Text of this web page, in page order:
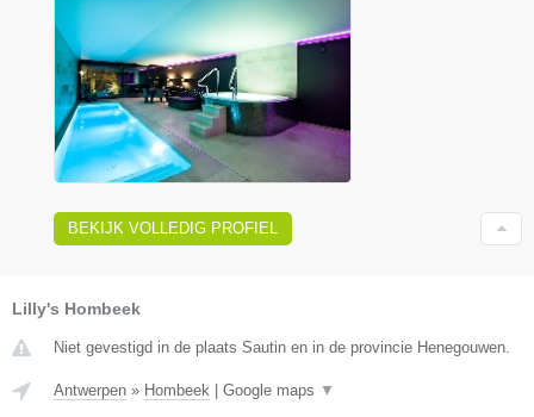
BEKIJK VOLLEDIG PROFIEL
Lilly's Hombeek
Niet gevestigd in de plaats Sautin en in de provincie Henegouwen.
Antwerpen » Hombeek Google maps ▼